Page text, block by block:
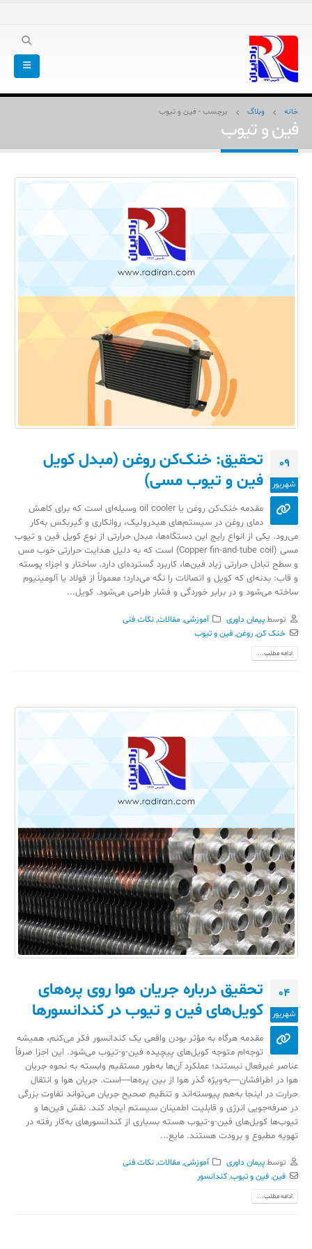
خانه وبلاگ برچسب - فین و تیوب
فین و تیوب
09
شهریور
تحقیق: خنک‌کن روغن (مبدل کویل
فین و تیوب مسی)
مقدمه خنک‌کن روغن یا oil cooler وسیله‌ای است که برای کاهش
دمای روغن در سیستم‌های هیدرولیک، روانکاری و گیربکس به‌کار
می‌رود. یکی از انواع رایج این دستگاه‌ها، مبدل حرارتی از نوع کویل فین و تیوب
مسی (Copper fin-and-tube coil) است که به دلیل هدایت حرارتی خوب مس
و سطح تبادل حرارتی زیاد فین‌ها، کاربرد گسترده‌ای دارد. ساختار و اجزاء پوسته
و قاب: بدنه‌ای که کویل و اتصالات را نگه می‌دارد؛ معمولاً از فولاد یا آلومینیوم
ساخته می‌شود و در برابر خوردگی و فشار طراحی می‌شود. کویل...
توسطپیمان داوری آموزشی,مقالات,نکات فنی
خنک کن,روغن,فین و تیوب
ادامه مطلب...
04
شهریور
تحقیق درباره جریان هوا روی پره‌های
کویل‌های فین و تیوب در کندانسورها
مقدمه هرگاه به مؤثر بودن واقعی یک کندانسور فکر می‌کنم، همیشه
توجه‌ام متوجه کویل‌های پیچیده فین-و-تیوب می‌شود. این اجزا صرفاً
عناصر غیرفعال نیستند؛ عملکرد آن‌ها به‌طور مستقیم وابسته به نحوه جریان
هوا در اطرافشان—به‌ویژه گذر هوا از بین پره‌ها—است. جریان هوا و انتقال
حرارت در اینجا به‌هم پیوسته‌اند و تنظیم صحیح جریان می‌تواند تفاوت بزرگی
در صرفه‌جویی انرژی و قابلیت اطمینان سیستم ایجاد کند. نقش فین‌ها و
تیوب‌ها کویل‌های فین-و-تیوب هسته بسیاری از کندانسورهای به‌کار رفته در
تهویه مطبوع و برودت هستند. مایع...
توسطپیمان داوری آموزشی,مقالات,نکات فنی
فین,فین و تیوب,کندانسور
ادامه مطلب...